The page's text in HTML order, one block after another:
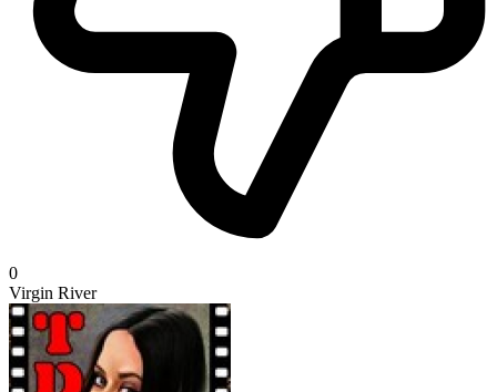
0
Virgin River